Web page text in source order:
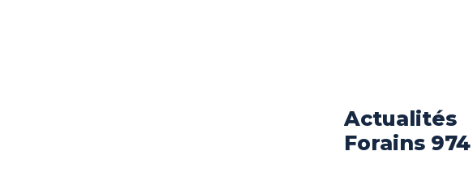
Actualités
Forains 974